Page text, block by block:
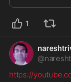
1
@
https://